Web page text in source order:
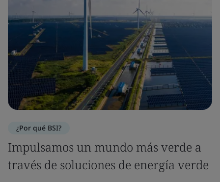
¿Por qué BSI?
Impulsamos un mundo más verde a
través de soluciones de energía verde